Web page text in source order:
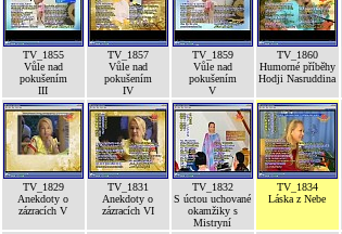
TV_1855
Vůle nad
pokušením
III
TV_1857
Vůle nad
pokušením
IV
TV_1859
Vůle nad
pokušením
V
TV_1860
Humorné příběhy
Hodji Nasruddina
TV_1829
Anekdoty o
zázracích V
TV_1831
Anekdoty o
zázracích VI
TV_1832
S úctou uchované
okamžiky s
Mistryní
TV_1834
Láska z Nebe